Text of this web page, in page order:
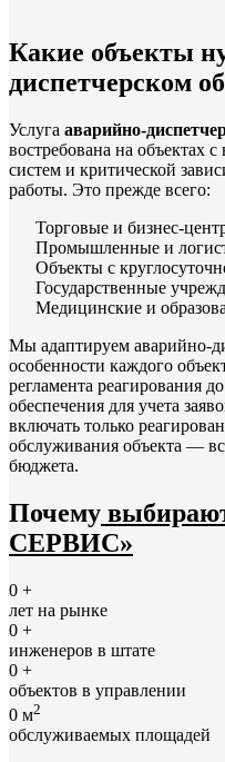
Какие объекты
диспетчерском
Услуга аварийно-
востребована на объектах
систем и критической
работы. Это прежде всего:
Торговые и бизнес-
Промышленные и
Объекты с
Государственные
Медицинские и
Мы адаптируем аварийно-
особенности каждого
регламента реагирования
обеспечения для учета
включать только
обслуживания объекта —
бюджета.
Почему
СЕРВИС»
0 +
лет на рынке
0 +
инженеров в штате
0 +
объектов в управлении
0 м2
обслуживаемых площадей